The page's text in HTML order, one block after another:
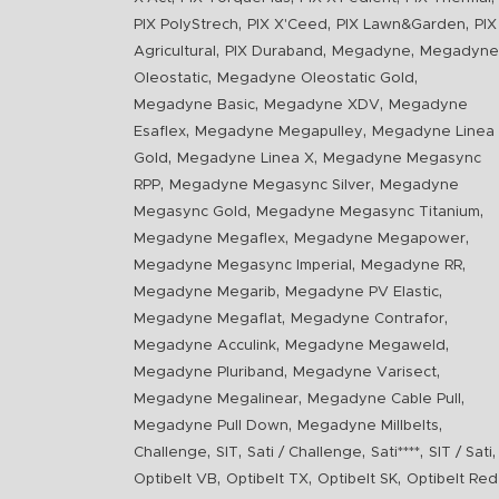
PIX PolyStrech, PIX X'Ceed , PIX Lawn&Garden,
PIX
Agricultural , PIX Duraband , Megadyne,
Megadyne
Oleostatic, Megadyne Oleostatic Gold ,
Megadyne Basic, Megadyne XDV,
Megadyne
Esaflex, Megadyne Megapulley,
Megadyne Linea
Gold , Megadyne Linea X,
Megadyne Megasync
RPP, Megadyne Megasync Silver,
Megadyne
Megasync Gold , Megadyne Megasync Titanium,
Megadyne Megaflex, Megadyne Megapower,
Megadyne Megasync Imperial , Megadyne RR,
Megadyne Megarib, Megadyne PV Elastic,
Megadyne Megaflat, Megadyne Contrafor,
Megadyne Acculink, Megadyne Megaweld ,
Megadyne Pluriband , Megadyne Varisect,
Megadyne Megalinear, Megadyne Cable Pull ,
Megadyne Pull Down, Megadyne Millbelts,
Challenge, SIT , Sati / Challenge, Sati****, SIT / Sati,
Optibelt VB, Optibelt TX, Optibelt SK, Optibelt Red